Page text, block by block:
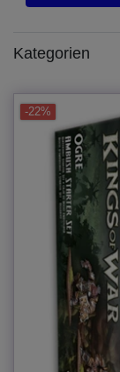
Kategorien
-22%